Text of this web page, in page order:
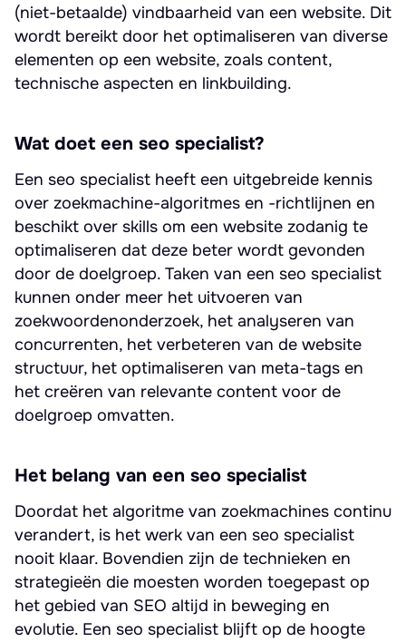
(niet-betaalde) vindbaarheid van een website. Dit
wordt bereikt door het optimaliseren van diverse
elementen op een website, zoals content,
technische aspecten en linkbuilding.
Wat doet een seo specialist?
Een seo specialist heeft een uitgebreide kennis
over zoekmachine-algoritmes en -richtlijnen en
beschikt over skills om een website zodanig te
optimaliseren dat deze beter wordt gevonden
door de doelgroep. Taken van een seo specialist
kunnen onder meer het uitvoeren van
zoekwoordenonderzoek, het analyseren van
concurrenten, het verbeteren van de website
structuur, het optimaliseren van meta-tags en
het creëren van relevante content voor de
doelgroep omvatten.
Het belang van een seo specialist
Doordat het algoritme van zoekmachines continu
verandert, is het werk van een seo specialist
nooit klaar. Bovendien zijn de technieken en
strategieën die moesten worden toegepast op
het gebied van SEO altijd in beweging en
evolutie. Een seo specialist blijft op de hoogte